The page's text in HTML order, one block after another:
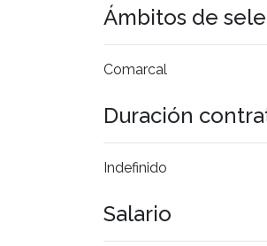
Ámbitos de
Comarcal
Duración
Indefinido
Salario